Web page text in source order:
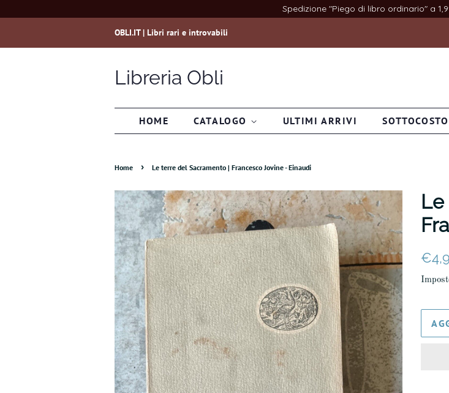
Spedizione "Piego di libro ordinario" a
OBLI.IT | Libri rari e introvabili
Libreria Obli
HOME CATALOGO ULTIMI ARRIVI SOTTOCOSTO
Home › Le terre del Sacramento | Francesco Jovine - Einaudi
Le
listino